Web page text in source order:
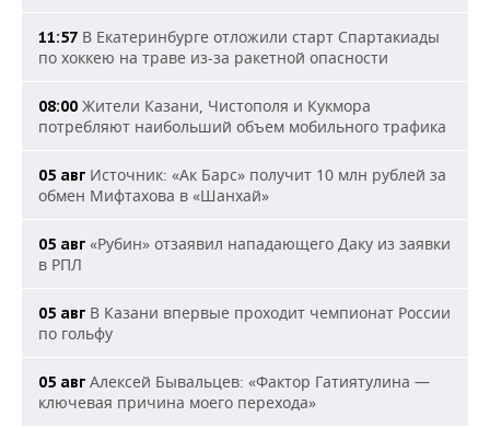
11:57 В Екатеринбурге отложили старт Спартакиады
по хоккею на траве из-за ракетной опасности
08:00 Жители Казани, Чистополя и Кукмора
потребляют наибольший объем мобильного трафика
05 авг Источник: «Ак Барс» получит 10 млн рублей за
обмен Мифтахова в «Шанхай»
05 авг «Рубин» отзаявил нападающего Даку из заявки
в РПЛ
05 авг В Казани впервые проходит чемпионат России
по гольфу
05 авг Алексей Бывальцев: «Фактор Гатиятулина —
ключевая причина моего перехода»